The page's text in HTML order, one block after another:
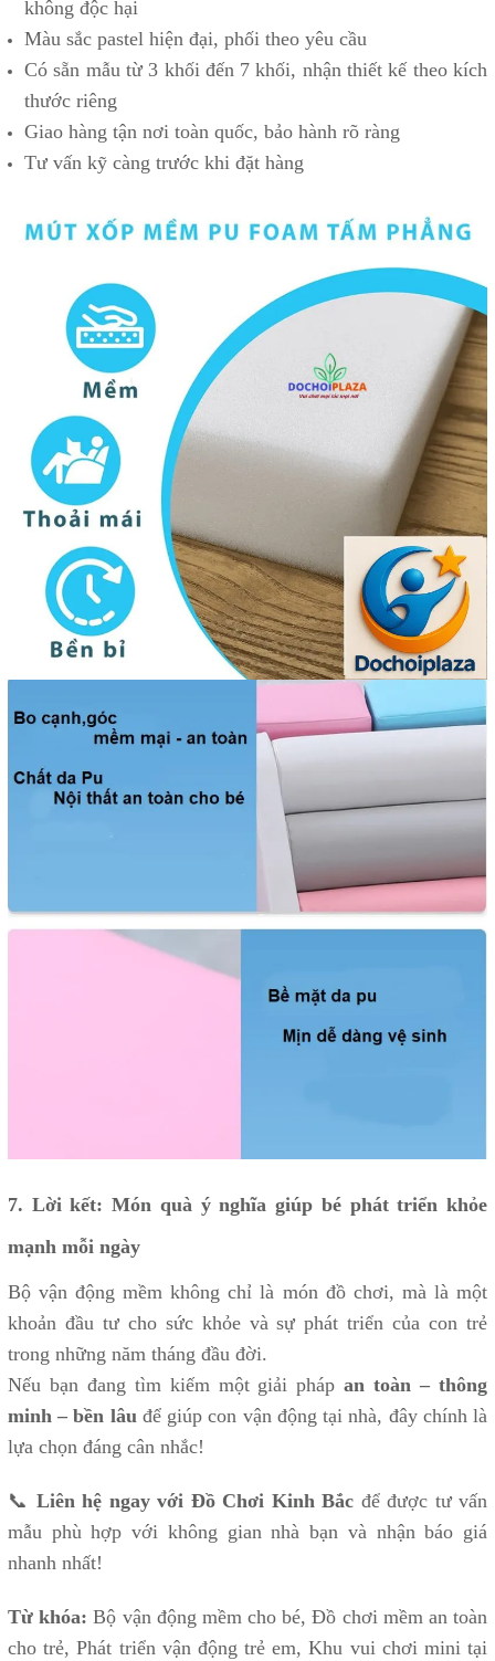
không độc hại
Màu sắc pastel hiện đại, phối theo yêu cầu
Có sẵn mẫu từ 3 khối đến 7 khối, nhận thiết kế theo kích
thước riêng
Giao hàng tận nơi toàn quốc, bảo hành rõ ràng
Tư vấn kỹ càng trước khi đặt hàng
7. Lời kết: Món quà ý nghĩa giúp bé phát triển khỏe
mạnh mỗi ngày
Bộ vận động mềm không chỉ là món đồ chơi, mà là một
khoản đầu tư cho sức khỏe và sự phát triển của con trẻ
trong những năm tháng đầu đời.
Nếu bạn đang tìm kiếm một giải phápan toàn – thông
minh – bền lâuđể giúp con vận động tại nhà, đây chính là
lựa chọn đáng cân nhắc!
📞 Liên hệ ngay với Đồ Chơi Kinh Bắc để được tư vấn
mẫu phù hợp với không gian nhà bạn và nhận báo giá
nhanh nhất!
Từ khóa:Bộ vận động mềm cho bé, Đồ chơi mềm an toàn
cho trẻ, Phát triển vận động trẻ em, Khu vui chơi mini tại